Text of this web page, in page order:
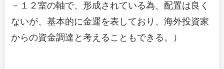
－１２室の軸で、形成されている為、配置は良く
ないが、基本的に金運を表しており、海外投資家
からの資金調達と考えることもできる。）